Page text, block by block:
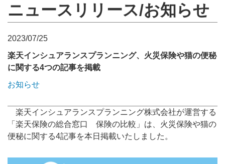
ニュースリリース/お知らせ
2023/07/25
楽天インシュアランスプランニング、火災保険や猫の便秘
に関する4つの記事を掲載
お知らせ
楽天インシュアランスプランニング株式会社が運営する
「楽天保険の総合窓口 保険の比較」は、火災保険や猫の
便秘に関する4記事を本日掲載いたしました。